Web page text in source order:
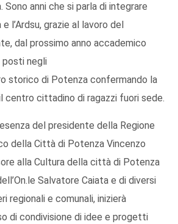
Sono anni che si parla di integrare
l’Ardsu, grazie al lavoro del
dal prossimo anno accademico
posti negli
storico di Potenza confermando la
centro cittadino di ragazzi fuori sede.
del presidente della Regione
della Città di Potenza Vincenzo
alla Cultura della città di Potenza
Salvatore Caiata e di diversi
regionali e comunali, inizierà
di condivisione di idee e progetti